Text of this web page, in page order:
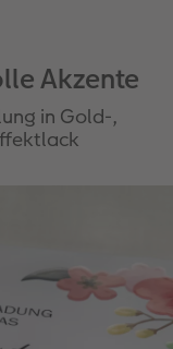
Akzente
in Gold-,